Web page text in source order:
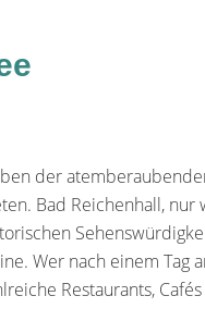
der
Bad Reichenhall,
Wer nach einem Tag
Restaurants,